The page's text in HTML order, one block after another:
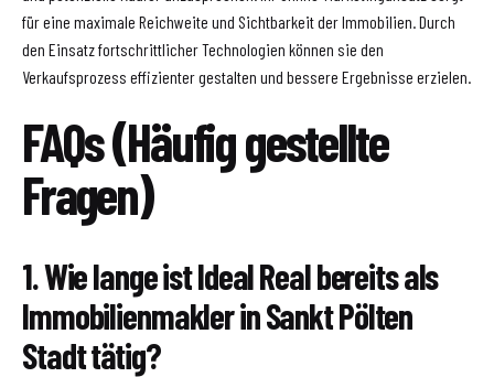
für eine maximale Reichweite und Sichtbarkeit der Immobilien. Durch
den Einsatz fortschrittlicher Technologien können sie den
Verkaufsprozess effizienter gestalten und bessere Ergebnisse erzielen.
FAQs (Häufig gestellte
Fragen)
1. Wie lange ist Ideal Real bereits als
Immobilienmakler in Sankt Pölten
Stadt tätig?